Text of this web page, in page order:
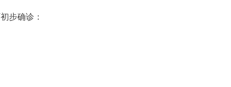
步确诊：